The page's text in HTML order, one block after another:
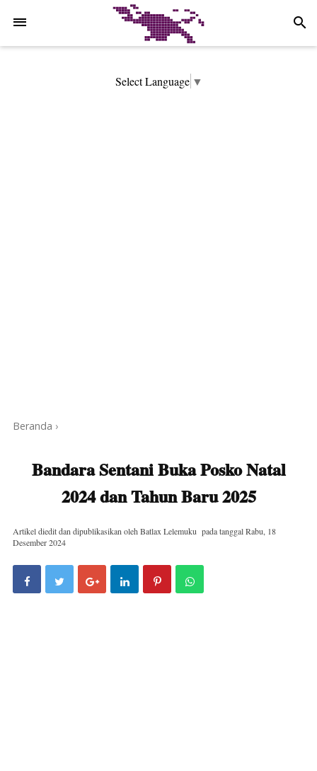
search
Select Language ▼
Beranda ›
Bandara Sentani Buka Posko Natal
2024 dan Tahun Baru 2025
Artikel diedit dan dipublikasikan oleh Batlax Lelemuku pada tanggalRabu, 18
Desember 2024